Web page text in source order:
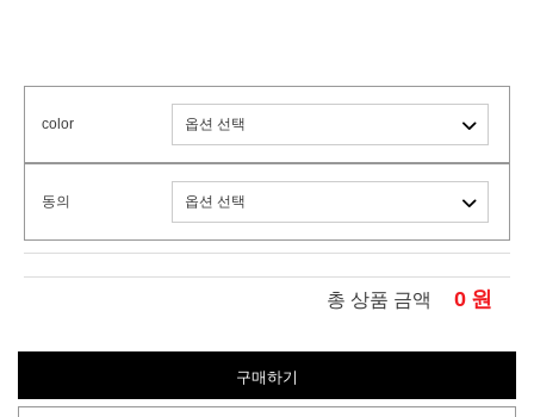
color
동의
총 상품 금액 0 원
구매하기